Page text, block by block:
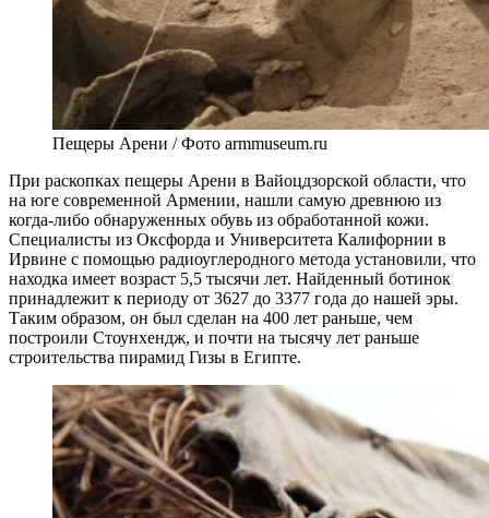
Пещеры Арени / Фото armmuseum.ru
При раскопках пещеры Арени в Вайоцдзорской области, что
на юге современной Армении, нашли самую древнюю из
когда-либо обнаруженных обувь из обработанной кожи.
Специалисты из Оксфорда и Университета Калифорнии в
Ирвине с помощью радиоуглеродного метода установили, что
находка имеет возраст 5,5 тысячи лет. Найденный ботинок
принадлежит к периоду от 3627 до 3377 года до нашей эры.
Таким образом, он был сделан на 400 лет раньше, чем
построили Стоунхендж, и почти на тысячу лет раньше
строительства пирамид Гизы в Египте.